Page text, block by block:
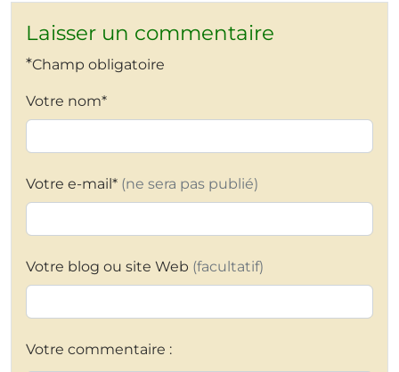
Laisser un commentaire
*Champ obligatoire
Votre nom*
Votre e-mail* (ne sera pas publié)
Votre blog ou site Web (facultatif)
Votre commentaire :